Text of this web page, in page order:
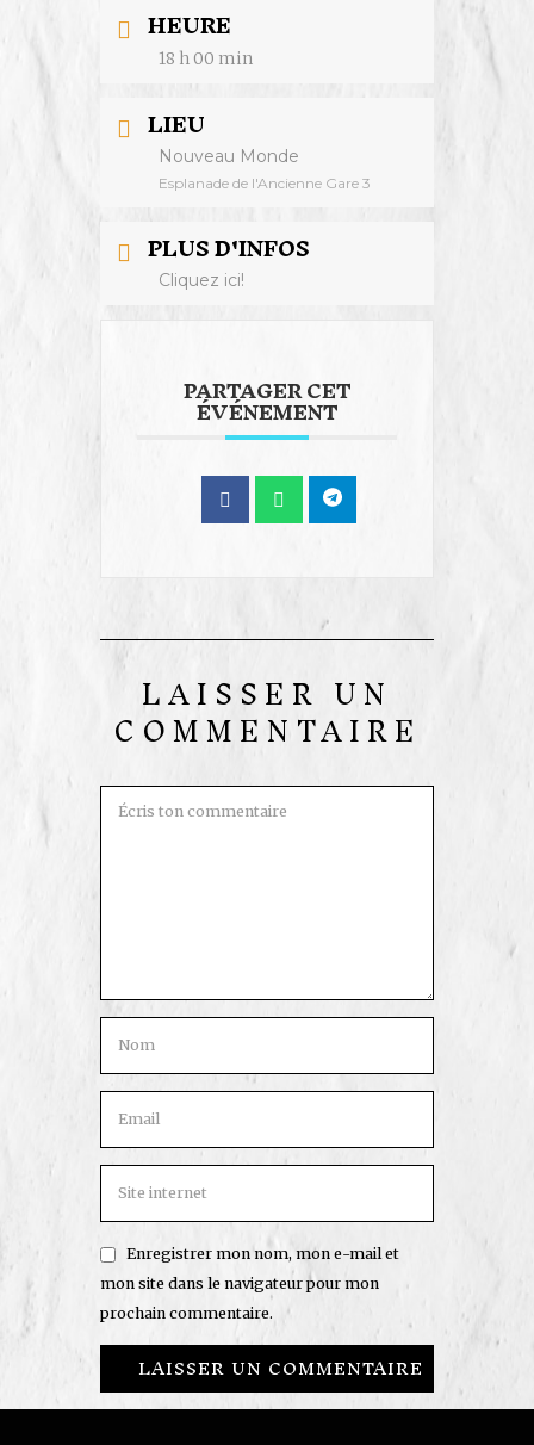
HEURE
18 h 00 min
LIEU
Nouveau Monde
Esplanade de l'Ancienne Gare 3
PLUS D'INFOS
Cliquez ici!
PARTAGER CET
ÉVÉNEMENT
LAISSER UN
COMMENTAIRE
Enregistrer mon nom, mon e-mail et
mon site dans le navigateur pour mon
prochain commentaire.